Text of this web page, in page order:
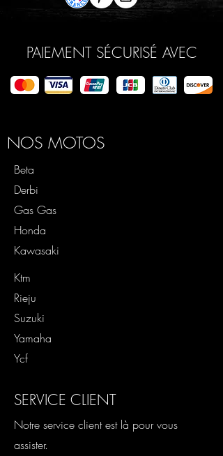
PAIEMENT SÉCURISÉ AVEC
NOS MOTOS
Beta
Derbi
Gas Gas
Honda
Kawasaki
Ktm
Rieju
Suzuki
Yamaha
Ycf
SERVICE CLIENT
Notre service client est là pour vous
assister.